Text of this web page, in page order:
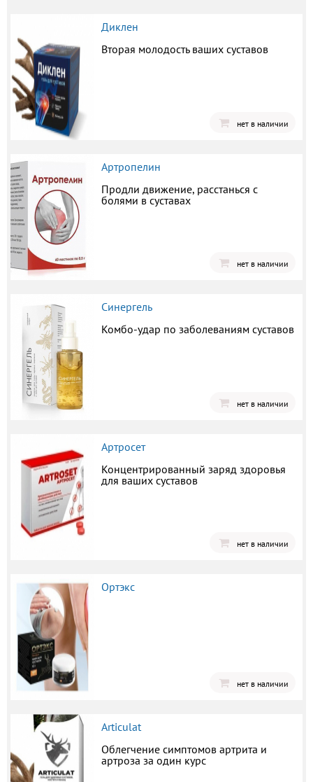
Диклен
Вторая молодость ваших суставов
нет в наличии
Артропелин
Продли движение, расстанься с
болями в суставах
нет в наличии
Синергель
Комбо-удар по заболеваниям суставов
нет в наличии
Артросет
Концентрированный заряд здоровья
для ваших суставов
нет в наличии
Ортэкс
нет в наличии
Articulat
Облегчение симптомов артрита и
артроза за один курс